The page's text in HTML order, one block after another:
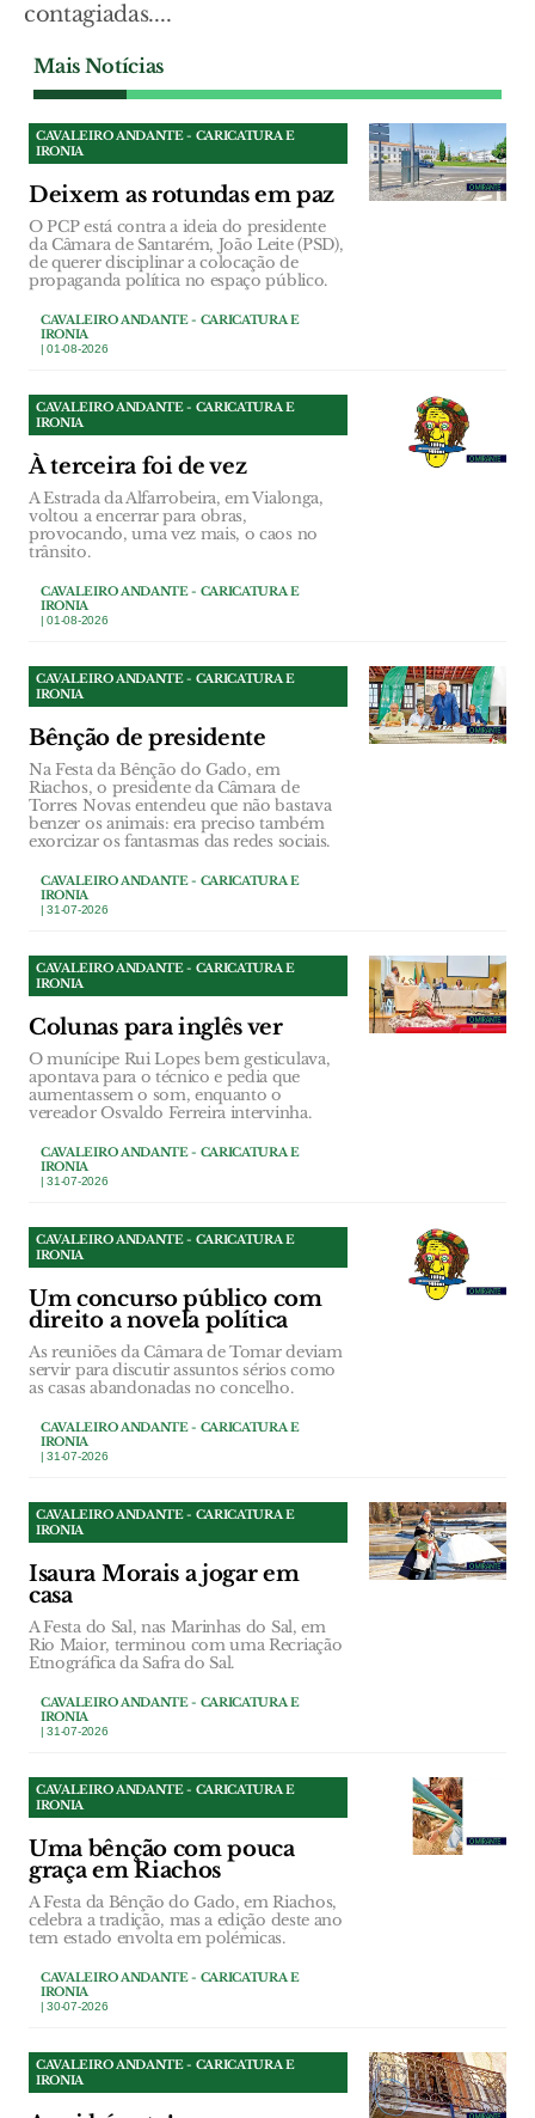
contagiadas....
Mais Notícias
CAVALEIRO ANDANTE - CARICATURA E
IRONIA
Deixem as rotundas em paz
O PCP está contra a ideia do presidente
da Câmara de Santarém, João Leite (PSD),
de querer disciplinar a colocação de
propaganda política no espaço público.
CAVALEIRO ANDANTE - CARICATURA E
IRONIA
| 01-08-2026
CAVALEIRO ANDANTE - CARICATURA E
IRONIA
À terceira foi de vez
A Estrada da Alfarrobeira, em Vialonga,
voltou a encerrar para obras,
provocando, uma vez mais, o caos no
trânsito.
CAVALEIRO ANDANTE - CARICATURA E
IRONIA
| 01-08-2026
CAVALEIRO ANDANTE - CARICATURA E
IRONIA
Bênção de presidente
Na Festa da Bênção do Gado, em
Riachos, o presidente da Câmara de
Torres Novas entendeu que não bastava
benzer os animais: era preciso também
exorcizar os fantasmas das redes sociais.
CAVALEIRO ANDANTE - CARICATURA E
IRONIA
| 31-07-2026
CAVALEIRO ANDANTE - CARICATURA E
IRONIA
Colunas para inglês ver
O munícipe Rui Lopes bem gesticulava,
apontava para o técnico e pedia que
aumentassem o som, enquanto o
vereador Osvaldo Ferreira intervinha.
CAVALEIRO ANDANTE - CARICATURA E
IRONIA
| 31-07-2026
CAVALEIRO ANDANTE - CARICATURA E
IRONIA
Um concurso público com
direito a novela política
As reuniões da Câmara de Tomar deviam
servir para discutir assuntos sérios como
as casas abandonadas no concelho.
CAVALEIRO ANDANTE - CARICATURA E
IRONIA
| 31-07-2026
CAVALEIRO ANDANTE - CARICATURA E
IRONIA
Isaura Morais a jogar em
casa
A Festa do Sal, nas Marinhas do Sal, em
Rio Maior, terminou com uma Recriação
Etnográfica da Safra do Sal.
CAVALEIRO ANDANTE - CARICATURA E
IRONIA
| 31-07-2026
CAVALEIRO ANDANTE - CARICATURA E
IRONIA
Uma bênção com pouca
graça em Riachos
A Festa da Bênção do Gado, em Riachos,
celebra a tradição, mas a edição deste ano
tem estado envolta em polémicas.
CAVALEIRO ANDANTE - CARICATURA E
IRONIA
| 30-07-2026
CAVALEIRO ANDANTE - CARICATURA E
IRONIA